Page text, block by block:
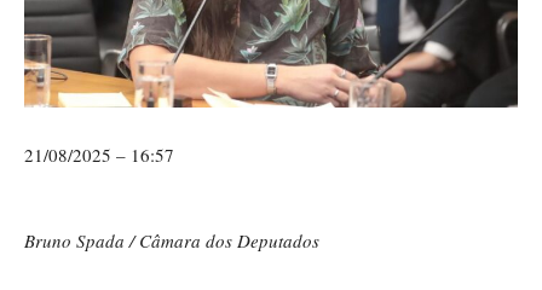
21/08/2025 – 16:57
Bruno Spada / Câmara dos Deputados